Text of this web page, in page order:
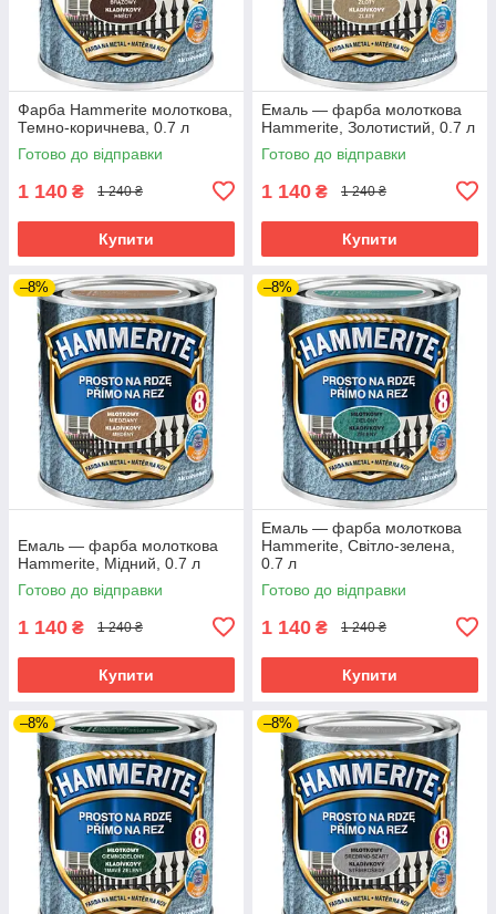
Фарба Hammerite молоткова,
Темно-коричнева, 0.7 л
Готово до відправки
1 140 ₴ 1 240 ₴
Купити
Емаль — фарба молоткова
Hammerite, Золотистий, 0.7 л
Готово до відправки
1 140 ₴ 1 240 ₴
Купити
–8%
Емаль — фарба молоткова
Hammerite, Мідний, 0.7 л
Готово до відправки
1 140 ₴ 1 240 ₴
Купити
–8%
Емаль — фарба молоткова
Hammerite, Світло-зелена,
0.7 л
Готово до відправки
1 140 ₴ 1 240 ₴
Купити
–8% –8%